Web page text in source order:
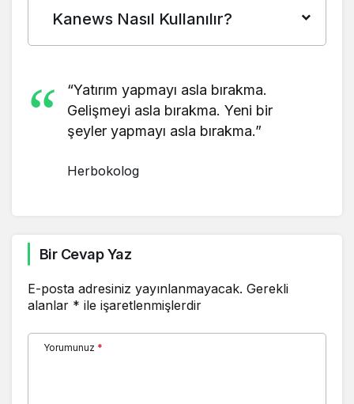
Kanews Nasıl Kullanılır?
“Yatırım yapmayı asla bırakma.
Gelişmeyi asla bırakma. Yeni bir
şeyler yapmayı asla bırakma.”
Herbokolog
Bir Cevap Yaz
E-posta adresiniz yayınlanmayacak. Gerekli
alanlar * ile işaretlenmişlerdir
Yorumunuz *